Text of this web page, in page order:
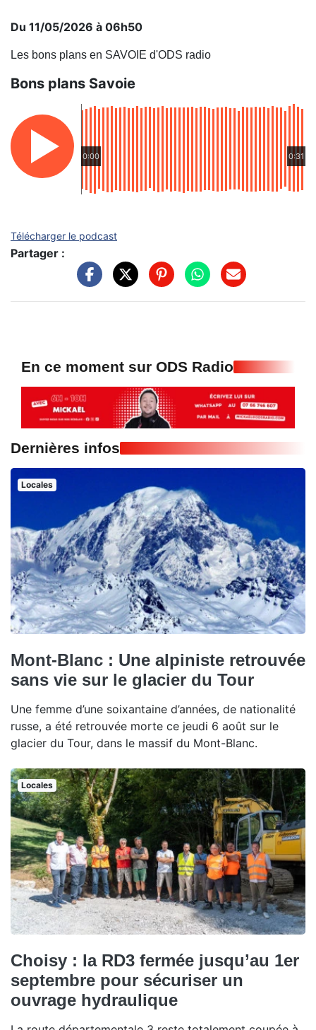
Du 11/05/2026 à 06h50
Les bons plans en SAVOIE d'ODS radio
Bons plans Savoie
0:00 0:31
Télécharger le podcast
Partager :
En ce moment sur ODS Radio
Dernières infos
Locales
Mont-Blanc : Une alpiniste retrouvée
sans vie sur le glacier du Tour
Une femme d’une soixantaine d’années, de nationalité
russe, a été retrouvée morte ce jeudi 6 août sur le
glacier du Tour, dans le massif du Mont-Blanc.
Locales
Choisy : la RD3 fermée jusqu’au 1er
septembre pour sécuriser un
ouvrage hydraulique